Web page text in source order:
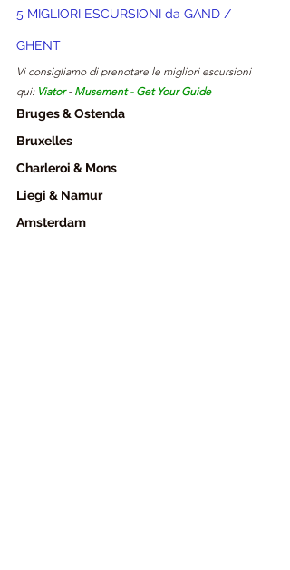
5 MIGLIORI ESCURSIONI da GAND /
GHENT
Vi consigliamo di prenotare le migliori escursioni
qui: Viator - Musement - Get Your Guide
Bruges & Ostenda
Bruxelles
Charleroi & Mons
Liegi & Namur
Amsterdam